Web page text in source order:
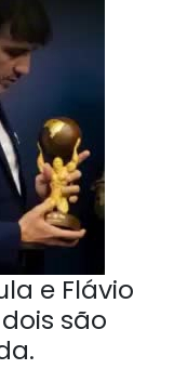
e Flávio
são